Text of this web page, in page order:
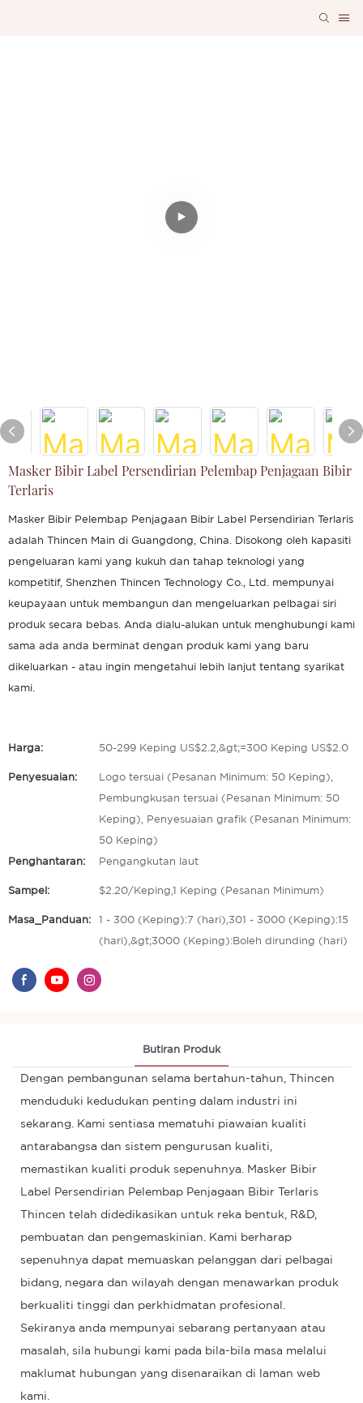
Masker Bibir Label Persendirian Pelembap Penjagaan Bibir
Terlaris
Masker Bibir Pelembap Penjagaan Bibir Label Persendirian Terlaris
adalah Thincen Main di Guangdong, China. Disokong oleh kapasiti
pengeluaran kami yang kukuh dan tahap teknologi yang
kompetitif, Shenzhen Thincen Technology Co., Ltd. mempunyai
keupayaan untuk membangun dan mengeluarkan pelbagai siri
produk secara bebas. Anda dialu-alukan untuk menghubungi kami
sama ada anda berminat dengan produk kami yang baru
dikeluarkan - atau ingin mengetahui lebih lanjut tentang syarikat
kami.
Harga: 50-299 Keping US$2.2,&gt;=300 Keping US$2.0
Penyesuaian: Logo tersuai (Pesanan Minimum: 50 Keping),
Pembungkusan tersuai (Pesanan Minimum: 50
Keping), Penyesuaian grafik (Pesanan Minimum:
50 Keping)
Penghantaran: Pengangkutan laut
Sampel: $2.20/Keping,1 Keping (Pesanan Minimum)
Masa_Panduan: 1 - 300 (Keping):7 (hari),301 - 3000 (Keping):15
(hari),&gt;3000 (Keping):Boleh dirunding (hari)
Butiran Produk
Dengan pembangunan selama bertahun-tahun, Thincen
menduduki kedudukan penting dalam industri ini
sekarang. Kami sentiasa mematuhi piawaian kualiti
antarabangsa dan sistem pengurusan kualiti,
memastikan kualiti produk sepenuhnya. Masker Bibir
Label Persendirian Pelembap Penjagaan Bibir Terlaris
Thincen telah didedikasikan untuk reka bentuk, R&D,
pembuatan dan pengemaskinian. Kami berharap
sepenuhnya dapat memuaskan pelanggan dari pelbagai
bidang, negara dan wilayah dengan menawarkan produk
berkualiti tinggi dan perkhidmatan profesional.
Sekiranya anda mempunyai sebarang pertanyaan atau
masalah, sila hubungi kami pada bila-bila masa melalui
maklumat hubungan yang disenaraikan di laman web
kami.